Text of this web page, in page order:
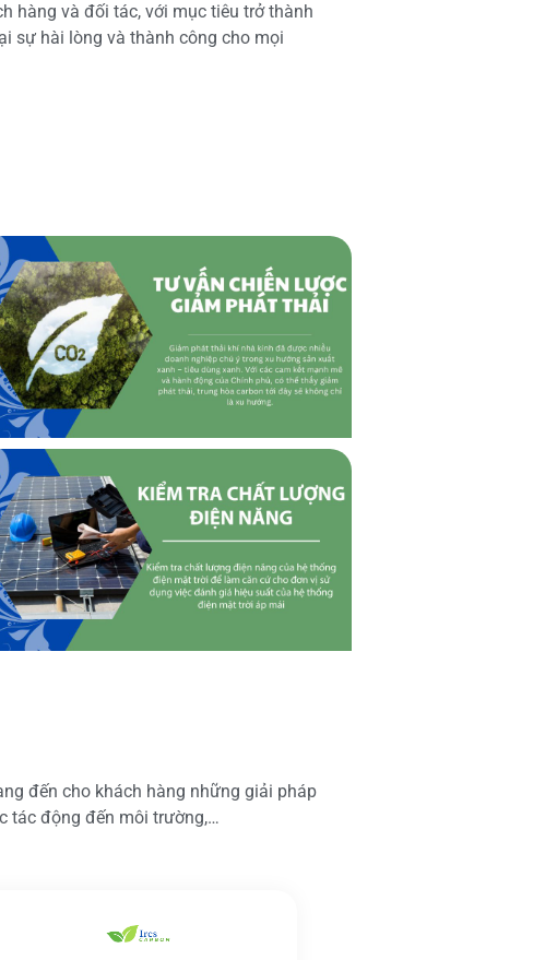
hàng và đối tác, với mục tiêu trở thành
sự hài lòng và thành công cho mọi
đến cho khách hàng những giải pháp
tác động đến môi trường,…